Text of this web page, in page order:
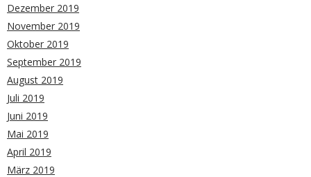
Dezember 2019
November 2019
Oktober 2019
September 2019
August 2019
Juli 2019
Juni 2019
Mai 2019
April 2019
März 2019